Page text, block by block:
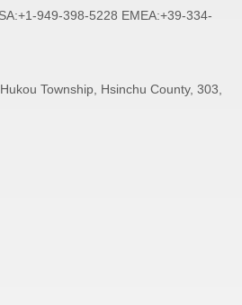
949-398-5228 EMEA:+39-334-
Township, Hsinchu County, 303,